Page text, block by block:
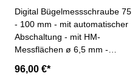
Digital Bügelmessschraube 75
- 100 mm - mit automatischer
Abschaltung - mit HM-
Messflächen ø 6,5 mm -
96,00 €*